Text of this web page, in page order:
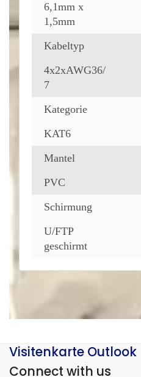
6,1mm x
1,5mm
Kabeltyp
4x2xAWG36/
7
Kategorie
KAT6
Mantel
PVC
Schirmung
U/FTP
geschirmt
Visitenkarte Outlook
Connect with us